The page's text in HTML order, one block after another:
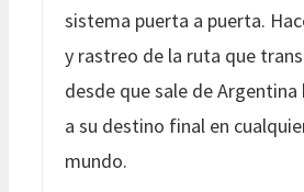
sistema puerta a puerta.
y rastreo de la ruta que
desde que sale de
a su destino final en
mundo.